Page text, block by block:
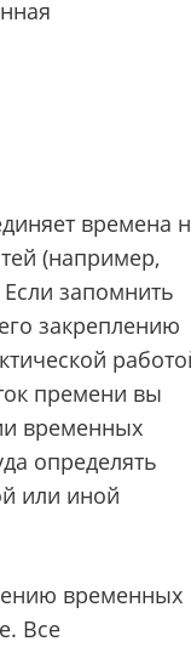
времена
(например,
запомнить
закреплению
премени вы
временных
определять
или иной
временных
Все